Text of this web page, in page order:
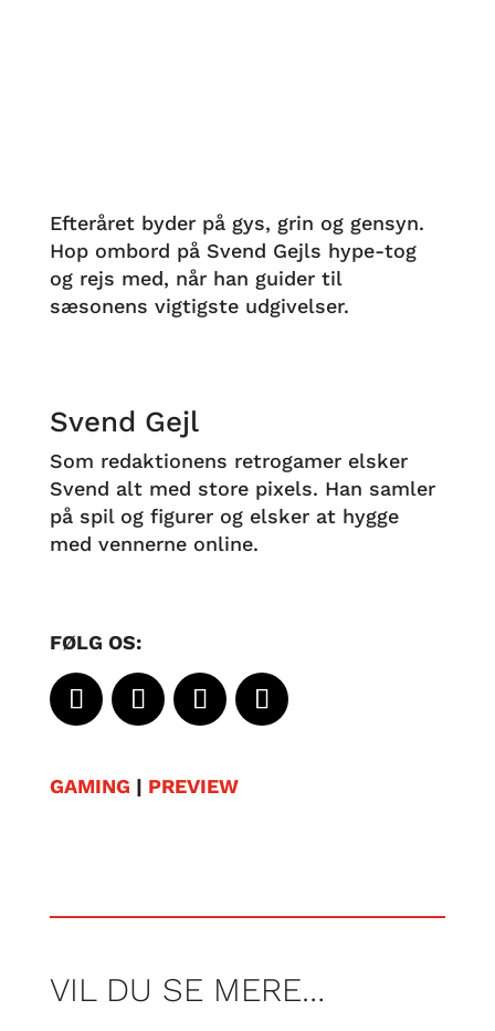
Efteråret byder på gys, grin og gensyn.
Hop ombord på Svend Gejls hype-tog
og rejs med, når han guider til
sæsonens vigtigste udgivelser.
Svend Gejl
Som redaktionens retrogamer elsker
Svend alt med store pixels. Han samler
på spil og figurer og elsker at hygge
med vennerne online.
FØLG OS:
GAMING | PREVIEW
VIL DU SE MERE…